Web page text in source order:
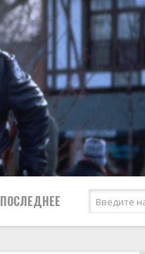
ПОСЛЕДНЕЕ